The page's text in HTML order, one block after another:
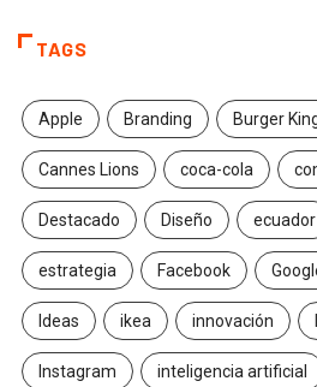
TAGS
Apple Branding Burger
Cannes Lions coca-cola
Destacado Diseño ecuador
estrategia Facebook
Ideas ikea innovación
Instagram inteligencia artificial